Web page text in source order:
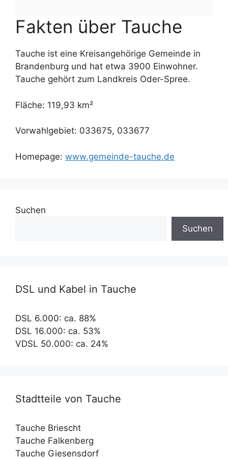
Fakten über Tauche
Tauche ist eine Kreisangehörige Gemeinde in
Brandenburg und hat etwa 3900 Einwohner.
Tauche gehört zum Landkreis Oder-Spree.
Fläche: 119,93 km²
Vorwahlgebiet: 033675, 033677
Homepage: www.gemeinde-tauche.de
Suchen
Suchen
DSL und Kabel in Tauche
DSL 6.000: ca. 88%
DSL 16.000: ca. 53%
VDSL 50.000: ca. 24%
Stadtteile von Tauche
Tauche Briescht
Tauche Falkenberg
Tauche Giesensdorf